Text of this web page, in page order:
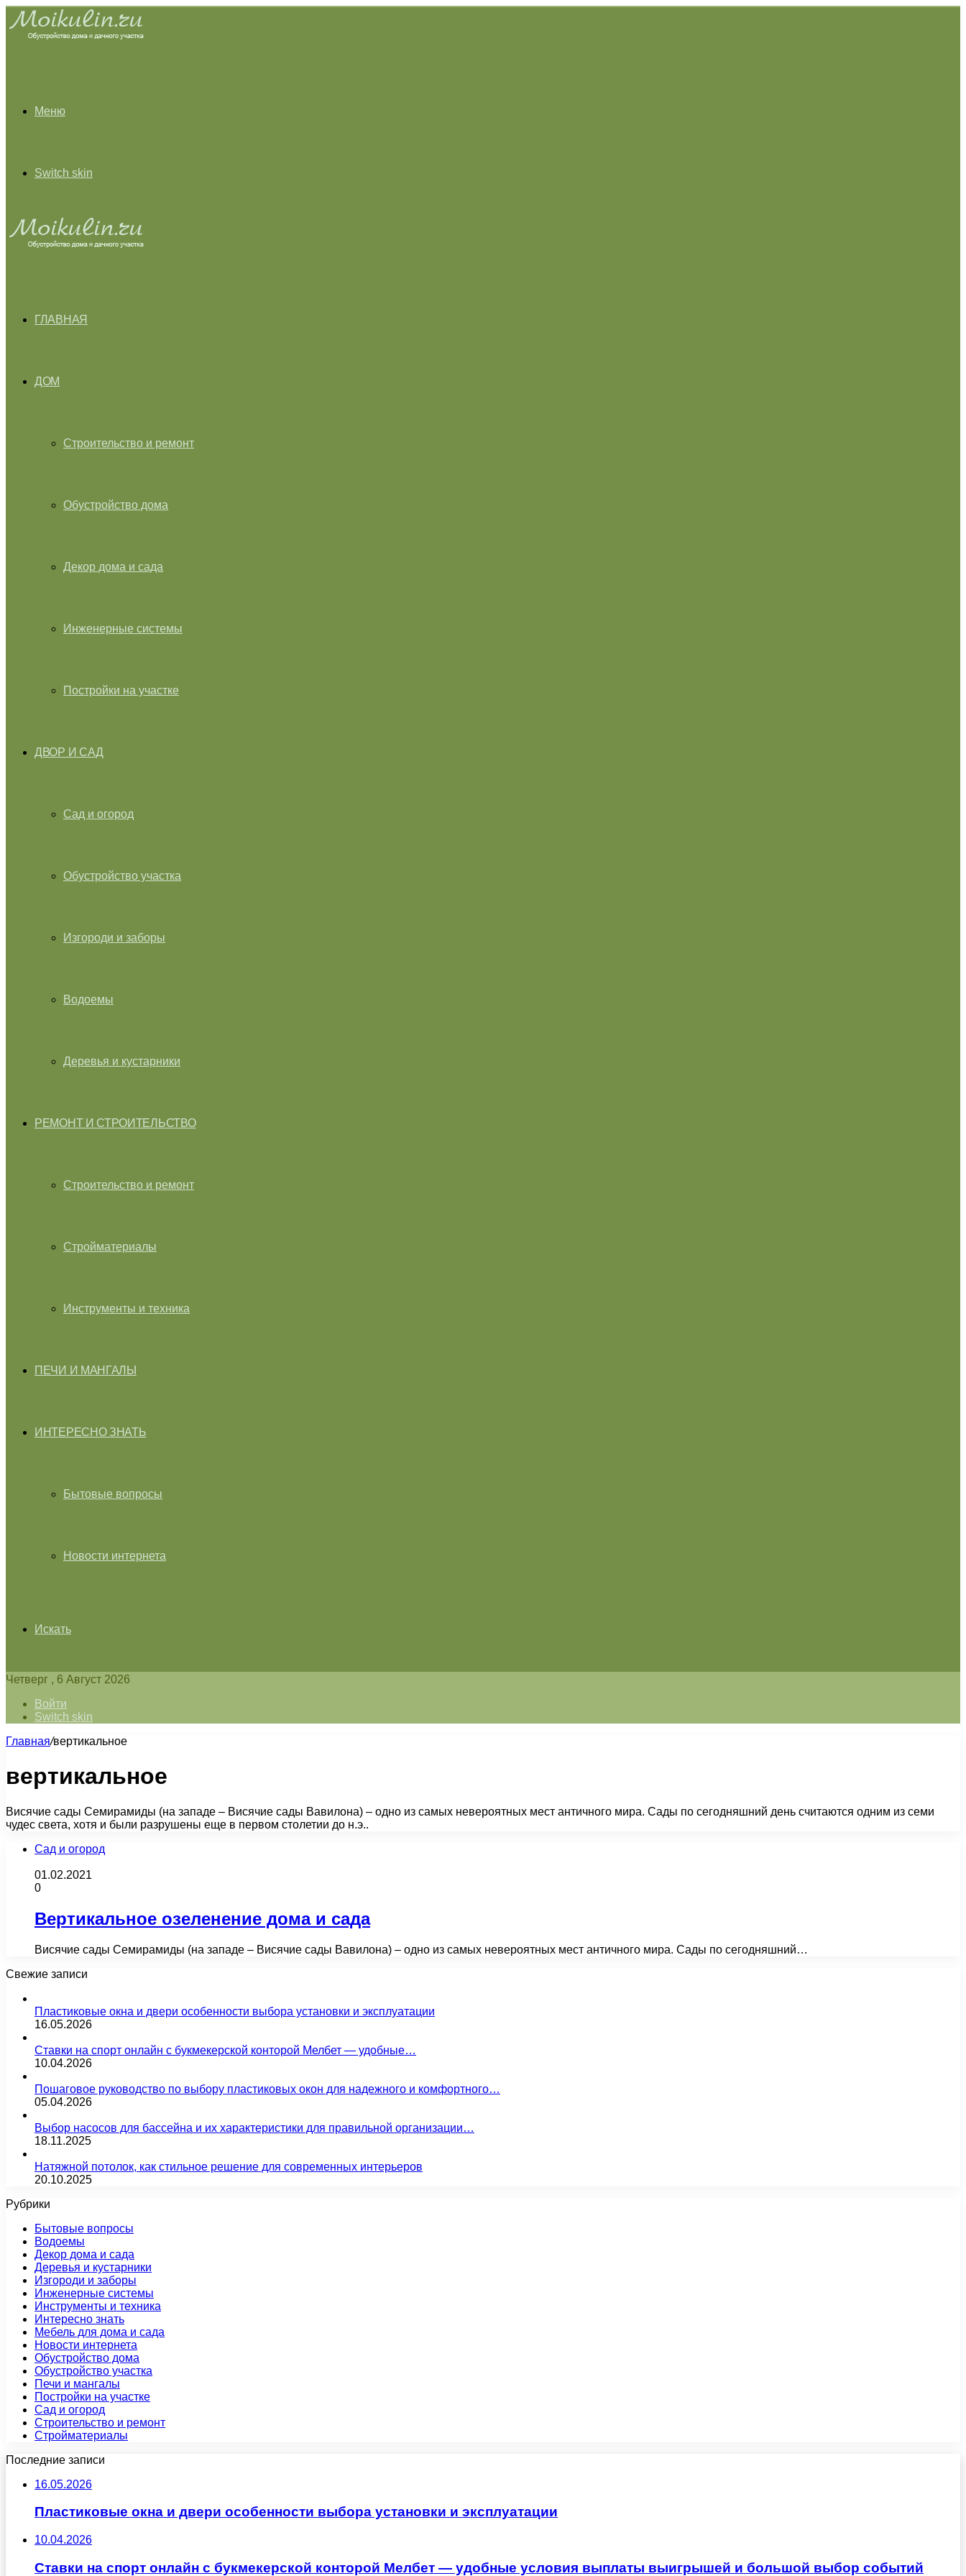
Меню
Switch skin
ГЛАВНАЯ
ДОМ
Строительство и ремонт
Обустройство дома
Декор дома и сада
Инженерные системы
Постройки на участке
ДВОР И САД
Сад и огород
Обустройство участка
Изгороди и заборы
Водоемы
Деревья и кустарники
РЕМОНТ И СТРОИТЕЛЬСТВО
Строительство и ремонт
Стройматериалы
Инструменты и техника
ПЕЧИ И МАНГАЛЫ
ИНТЕРЕСНО ЗНАТЬ
Бытовые вопросы
Новости интернета
Искать
Четверг , 6 Август 2026
Войти
Switch skin
Главная/вертикальное
вертикальное
Висячие сады Семирамиды (на западе – Висячие сады Вавилона) – одно из самых невероятных мест античного мира. Сады по сегодняшний день считаются одним из семи
чудес света, хотя и были разрушены еще в первом столетии до н.э..
Сад и огород
01.02.2021
0
Вертикальное озеленение дома и сада
Висячие сады Семирамиды (на западе – Висячие сады Вавилона) – одно из самых невероятных мест античного мира. Сады по сегодняшний…
Свежие записи
Пластиковые окна и двери особенности выбора установки и эксплуатации
16.05.2026
Ставки на спорт онлайн с букмекерской конторой Мелбет — удобные…
10.04.2026
Пошаговое руководство по выбору пластиковых окон для надежного и комфортного…
05.04.2026
Выбор насосов для бассейна и их характеристики для правильной организации…
18.11.2025
Натяжной потолок, как стильное решение для современных интерьеров
20.10.2025
Рубрики
Бытовые вопросы
Водоемы
Декор дома и сада
Деревья и кустарники
Изгороди и заборы
Инженерные системы
Инструменты и техника
Интересно знать
Мебель для дома и сада
Новости интернета
Обустройство дома
Обустройство участка
Печи и мангалы
Постройки на участке
Сад и огород
Строительство и ремонт
Стройматериалы
Последние записи
16.05.2026
Пластиковые окна и двери особенности выбора установки и эксплуатации
10.04.2026
Ставки на спорт онлайн с букмекерской конторой Мелбет — удобные условия выплаты выигрышей и большой выбор событий